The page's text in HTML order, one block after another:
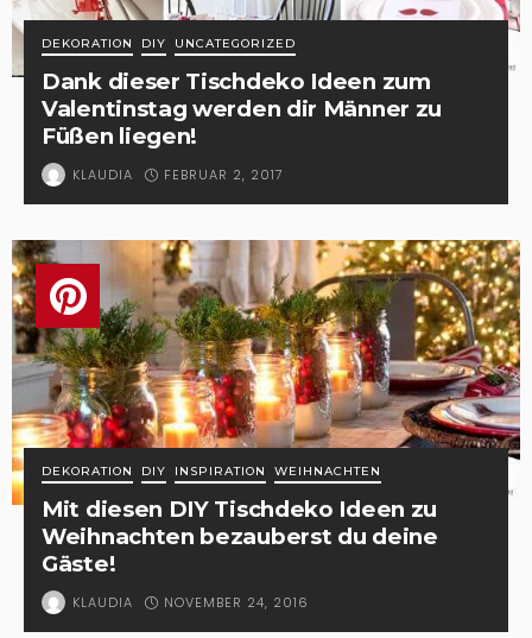
DEKORATION DIY UNCATEGORIZED
Dank dieser Tischdeko Ideen zum
Valentinstag werden dir Männer zu
Füßen liegen!
KLAUDIA FEBRUAR 2, 2017
DEKORATION DIY INSPIRATION WEIHNACHTEN
Mit diesen DIY Tischdeko Ideen zu
Weihnachten bezauberst du deine
Gäste!
KLAUDIA NOVEMBER 24, 2016